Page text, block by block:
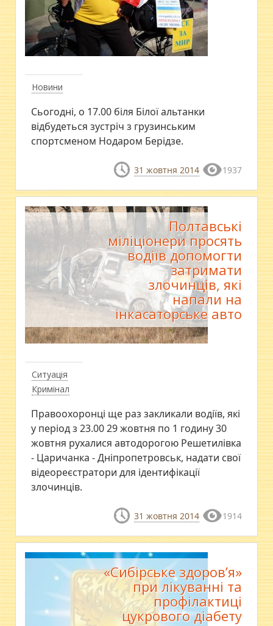
Новини
Сьогодні, о 17.00 біля Білої альтанки
відбудеться зустріч з грузинським
спортсменом Нодаром Берідзе.
31 жовтня 2014 1937
Ситуація
Кримінал
Полтавські
міліціонери просять
водіїв допомогти
затримати
злочинців, які
напали на
інкасаторське авто
Правоохоронці ще раз закликали водіїв, які
у період з 23.00 29 жовтня по 1 годину 30
жовтня рухалися автодорогою Решетилівка
- Царичанка - Дніпропетровськ, надати свої
відеореєстратори для ідентифікації
злочинців.
31 жовтня 2014 1914
«Сибірське здоров’я»
при лікуванні та
профілактиці
цукрового діабету